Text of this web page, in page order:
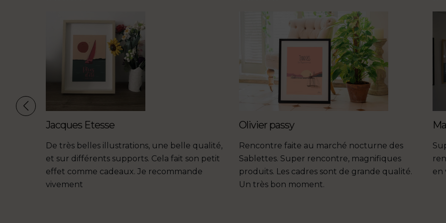
Jacques Etesse
De très belles illustrations, une belle qualité,
et sur différents supports. Cela fait son petit
effet comme cadeaux. Je recommande
vivement
Olivier passy
Rencontre faite au marché nocturne des
Sablettes. Super rencontre, magnifiques
produits. Les cadres sont de grande qualité.
Un très bon moment.
en